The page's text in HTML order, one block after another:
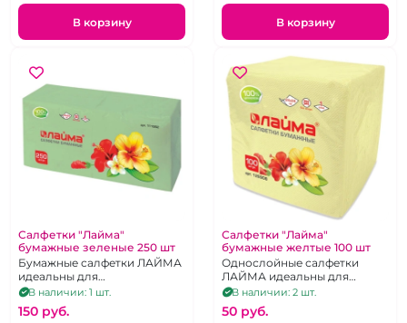
В корзину В корзину
Салфетки "Лайма"
бумажные зеленые 250 шт
Бумажные салфетки ЛАЙМА
идеальны для
повседневного
использования не только в
офисе и дома, но и в
В наличии: 1 шт.
150 pуб.
Салфетки "Лайма"
бумажные желтые 100 шт
Однослойные салфетки
ЛАЙМА идеальны для
повседневного
использования в офисе и
быту, прекрасно подходят
В наличии: 2 шт.
50 pуб.